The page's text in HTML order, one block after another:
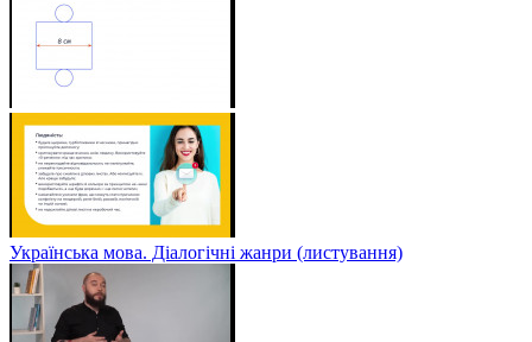
Українська мова. Діалогічні жанри (листування)